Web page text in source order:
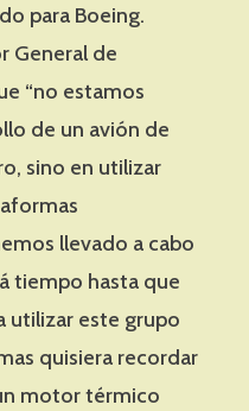
para Boeing.
General de
“no estamos
de un avión de
sino en utilizar
llevado a cabo
tiempo hasta que
utilizar este grupo
quisiera recordar
motor térmico